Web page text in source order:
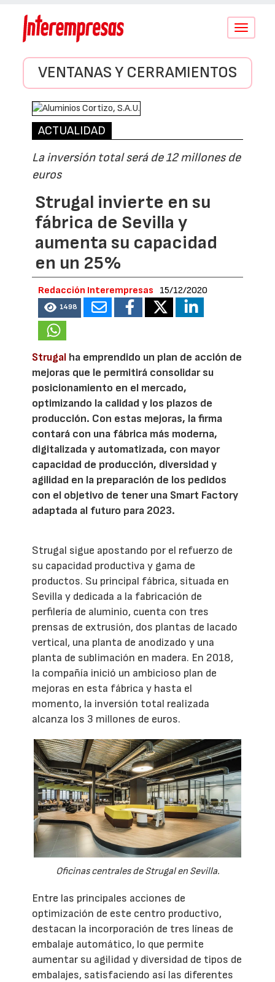
Conmutar
VENTANAS Y CERRAMIENTOS
ACTUALIDAD
La inversión total será de 12 millones de
euros
Strugal invierte en su
fábrica de Sevilla y
aumenta su capacidad
en un 25%
Redacción Interempresas 15/12/2020
1498
Strugal ha emprendido un plan de acción de
mejoras que le permitirá consolidar su
posicionamiento en el mercado,
optimizando la calidad y los plazos de
producción. Con estas mejoras, la firma
contará con una fábrica más moderna,
digitalizada y automatizada, con mayor
capacidad de producción, diversidad y
agilidad en la preparación de los pedidos
con el objetivo de tener una Smart Factory
adaptada al futuro para 2023.
Strugal sigue apostando por el refuerzo de
su capacidad productiva y gama de
productos. Su principal fábrica, situada en
Sevilla y dedicada a la fabricación de
perfilería de aluminio, cuenta con tres
prensas de extrusión, dos plantas de lacado
vertical, una planta de anodizado y una
planta de sublimación en madera. En 2018,
la compañía inició un ambicioso plan de
mejoras en esta fábrica y hasta el
momento, la inversión total realizada
alcanza los 3 millones de euros.
Oficinas centrales de Strugal en Sevilla.
Entre las principales acciones de
optimización de este centro productivo,
destacan la incorporación de tres líneas de
embalaje automático, lo que permite
aumentar su agilidad y diversidad de tipos de
embalajes, satisfaciendo así las diferentes